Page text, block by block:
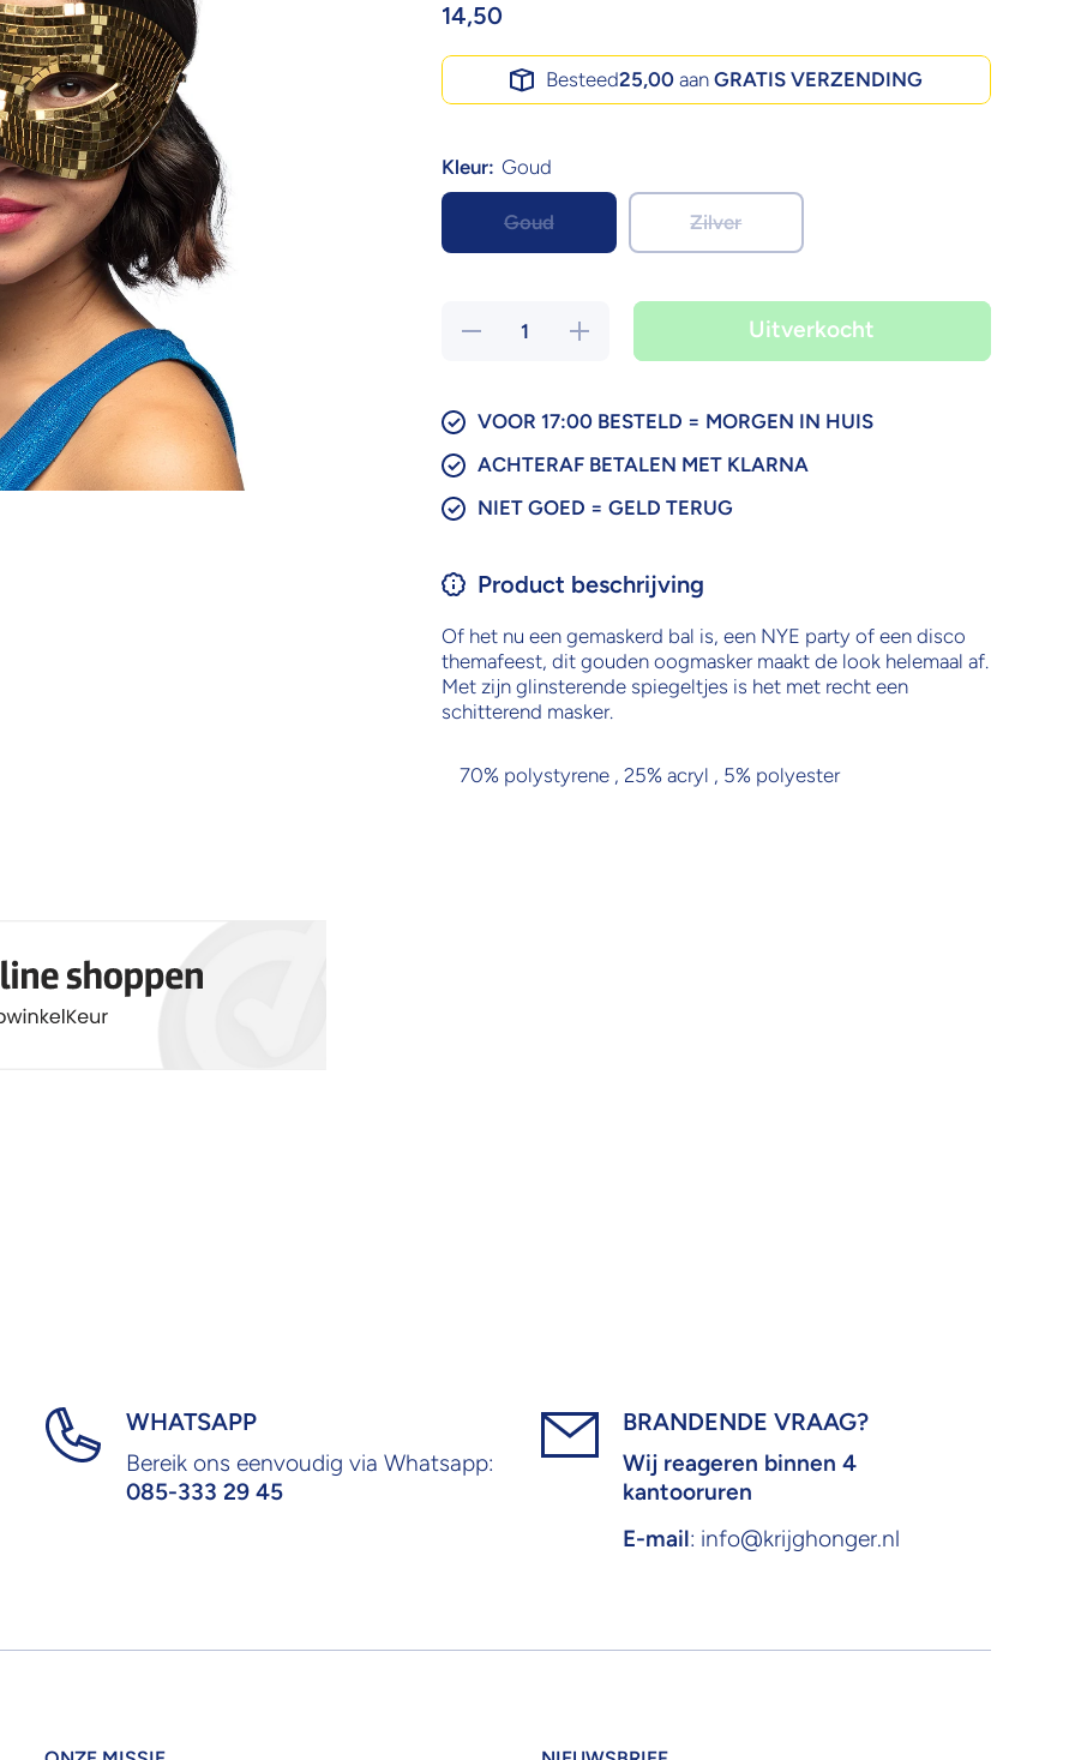
14,50
Besteed25,00aan GRATIS VERZENDING
Kleur: Goud
Goud Zilver
Hoeveelheid
verlagen
Goud of
Zilver
Verhoog de
hoeveelheid
Goud of
Zilver
Uitverkocht
VOOR 17:00 BESTELD = MORGEN IN HUIS
ACHTERAF BETALEN MET KLARNA
NIET GOED = GELD TERUG
Product beschrijving
Of het nu een gemaskerd bal is, een NYE party of een disco
themafeest, dit gouden oogmasker maakt de look helemaal af.
Met zijn glinsterende spiegeltjes is het met recht een
schitterend masker.
70% polystyrene , 25% acryl , 5% polyester
WHATSAPP
Bereik ons eenvoudig via Whatsapp:
085-333 29 45
BRANDENDE VRAAG?
Wij reageren binnen 4
kantooruren
E-mail: info@krijghonger.nl